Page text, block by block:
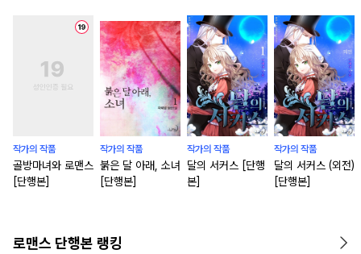
작가의 작품
골방마녀와 로맨스
[단행본]
작가의 작품
붉은 달 아래, 소녀
[단행본]
작가의 작품
달의 서커스 [단행
본]
작가의 작품
달의 서커스 (외전)
[단행본]
로맨스 단행본 랭킹